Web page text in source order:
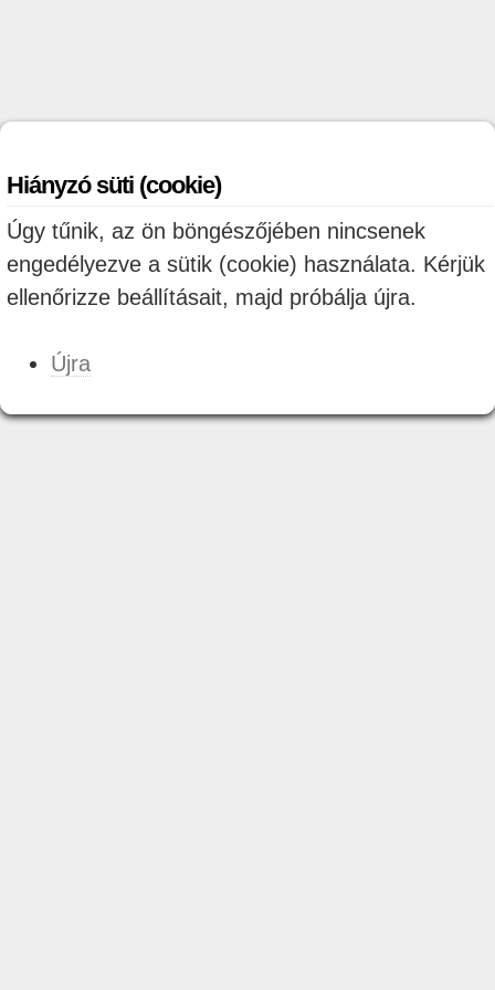
Hiányzó süti (cookie)
Úgy tűnik, az ön böngészőjében nincsenek
engedélyezve a sütik (cookie) használata. Kérjük
ellenőrizze beállításait, majd próbálja újra.
Újra